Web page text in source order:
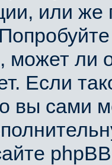
или же
может ли
Если
вы сами